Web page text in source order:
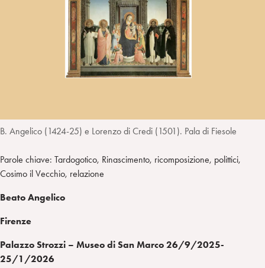
a
m
B. Angelico (1424-25) e Lorenzo di Credi (1501). Pala di Fiesole
Parole chiave: Tardogotico, Rinascimento, ricomposizione, polittici,
Cosimo il Vecchio, relazione
Beato Angelico
Firenze
Palazzo Strozzi – Museo di San Marco 26/9/2025-
25/1/2026